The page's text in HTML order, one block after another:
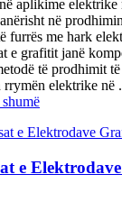
aplikime elektrike
në
furrës me hark
e grafitit janë
të prodhimit
elektrike në
e